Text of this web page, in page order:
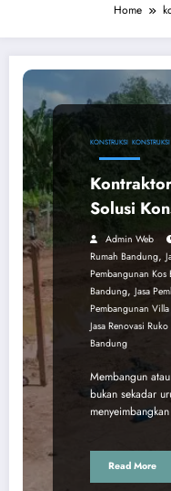
Home
KONSTRUKSI
Solusi
Admin Web
Rumah Bandung,
Pembangunan Kos
Bandung, Jasa
Pembangunan
Jasa Renovasi
Bandung
Membangun
bukan sekadar
Read More